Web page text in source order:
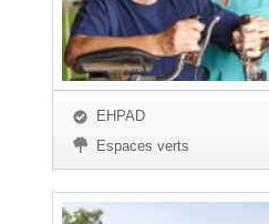
EHPAD
Espaces verts